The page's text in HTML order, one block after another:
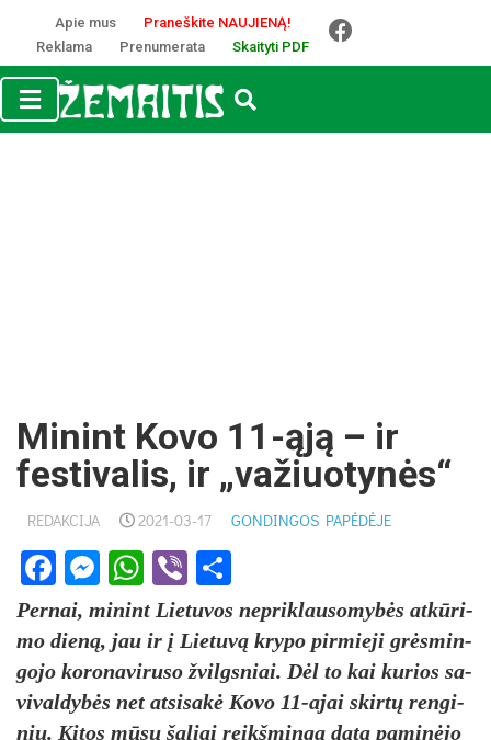
Apie mus
Praneškite NAUJIENĄ!
Reklama
Prenumerata Skaityti PDF
Minint Kovo 11-ąją – ir
festivalis, ir „važiuotynės“
REDAKCIJA 2021-03-17 GONDINGOS PAPĖDĖJE
Facebook
Messenger
WhatsApp
Viber
Per­nai, mi­nint Lie­tu­vos ne­prik­lau­so­mybės at­kūri­
mo dieną, jau ir į Lie­tuvą kry­po pir­mie­ji grėsmin­
go­jo ko­ro­na­vi­ru­so žvilgs­niai. Dėl to kai ku­rios sa­
vi­val­dybės net at­si­sakė Ko­vo 11-ajai skirtų ren­gi­
nių. Ki­tos mūsų ša­liai reikš­mingą datą pa­minė­jo